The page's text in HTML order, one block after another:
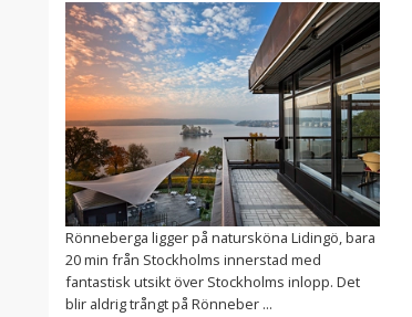
Rönneberga ligger på natursköna Lidingö, bara
20 min från Stockholms innerstad med
fantastisk utsikt över Stockholms inlopp. Det
blir aldrig trångt på Rönneber ...